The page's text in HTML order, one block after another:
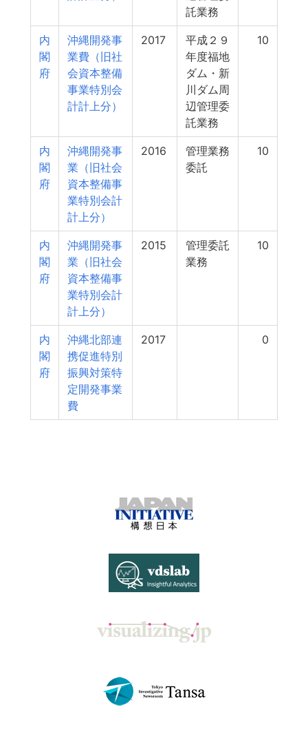
託業務
内
閣
府
沖縄開発事
業費（旧社
会資本整備
事業特別会
計計上分）
2017
平成２９
年度福地
ダム・新
川ダム周
辺管理委
託業務
10
内
閣
府
沖縄開発事
業（旧社会
資本整備事
業特別会計
計上分）
2016
管理業務
委託
10
内
閣
府
沖縄開発事
業（旧社会
資本整備事
業特別会計
計上分）
2015
管理委託
業務
10
内
閣
府
沖縄北部連
携促進特別
振興対策特
定開発事業
費
2017 0